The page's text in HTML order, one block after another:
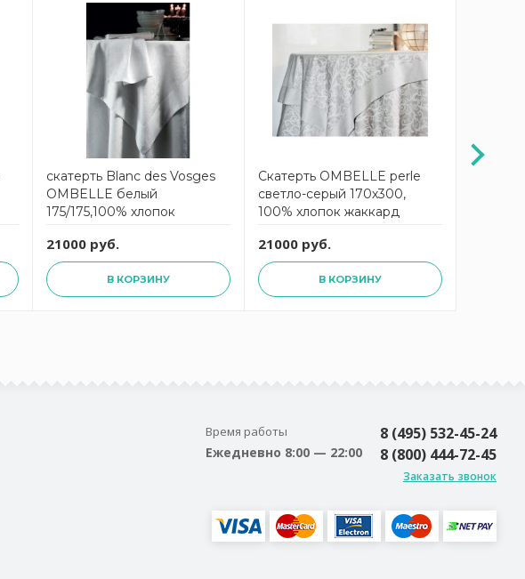
скатерть Blanc des Vosges
OMBELLE белый
175/175,100% хлопок
21000 руб.
В КОРЗИНУ
Скатерть OMBELLE perle
светло-серый 170х300,
100% хлопок жаккард
21000 руб.
В КОРЗИНУ
Время работы
Ежедневно 8:00 — 22:00
8 (495) 532-45-24
8 (800) 444-72-45
Заказать звонок